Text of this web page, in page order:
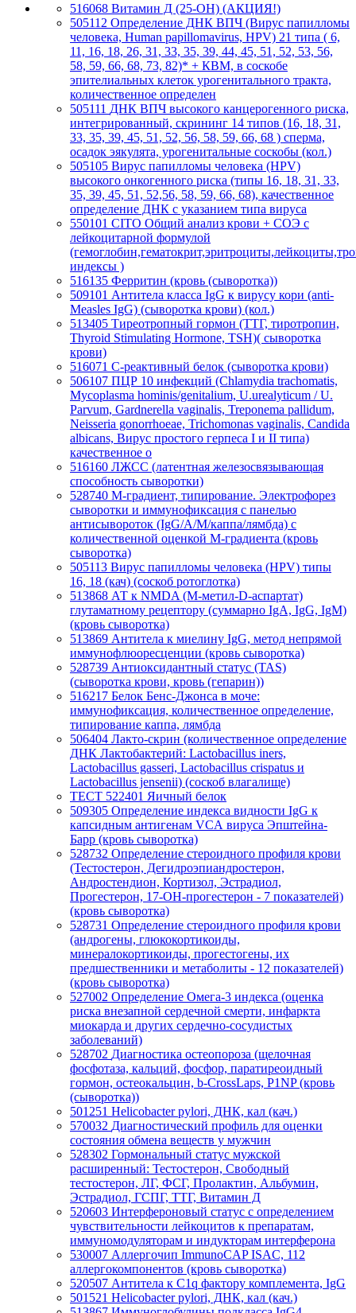
516068 Витамин Д (25-OH) (АКЦИЯ!)
505112 Определение ДНК ВПЧ (Вирус папилломы
человека, Human papillomavirus, HPV) 21 типа ( 6,
11, 16, 18, 26, 31, 33, 35, 39, 44, 45, 51, 52, 53, 56,
58, 59, 66, 68, 73, 82)* + КВМ, в соскобе
эпителиальных клеток урогенитального тракта,
количественное определен
505111 ДНК ВПЧ высокого канцерогенного риска,
интегрированный, скрининг 14 типов (16, 18, 31,
33, 35, 39, 45, 51, 52, 56, 58, 59, 66, 68 ) сперма,
осадок эякулята, урогенитальные соскобы (кол.)
505105 Вирус папилломы человека (HPV)
высокого онкогенного риска (типы 16, 18, 31, 33,
35, 39, 45, 51, 52,56, 58, 59, 66, 68), качественное
определение ДНК с указанием типа вируса
550101 CITO Общий анализ крови + СОЭ с
лейкоцитарной формулой
индексы )
516135 Ферритин (кровь (сыворотка))
509101 Антитела класса IgG к вирусу кори (anti-
Measles IgG) (сыворотка крови) (кол.)
513405 Тиреотропный гормон (ТТГ, тиротропин,
Thyroid Stimulating Hormone, TSH)( сыворотка
крови)
516071 С-реактивный белок (сыворотка крови)
506107 ПЦР 10 инфекций (Chlamydia trachomatis,
Mycoplasma hominis/genitalium, U.urealyticum / U.
Parvum, Gardnerella vaginalis, Treponema pallidum,
Neisseria gonorrhoeae, Trichomonas vaginalis, Candida
albicans, Вирус простого герпеса I и II типа)
качественное о
516160 ЛЖСС (латентная железосвязывающая
способность сыворотки)
528740 М-градиент, типирование. Электрофорез
сыворотки и иммунофиксация с панелью
антисывороток (IgG/A/M/каппа/лямбда) с
количественной оценкой М-градиента (кровь
сыворотка)
505113 Вирус папилломы человека (HPV) типы
16, 18 (кач) (соскоб ротоглотка)
513868 АТ к NMDA (M-метил-D-аспартат)
глутаматному рецептору (суммарно IgA, IgG, IgM)
(кровь сыворотка)
513869 Антитела к миелину IgG, метод непрямой
иммунофлюоресценции (кровь сыворотка)
528739 Антиоксидантный статус (TAS)
(сыворотка крови, кровь (гепарин))
516217 Белок Бенс-Джонса в моче:
иммунофиксация, количественное определение,
типирование каппа, лямбда
506404 Лакто-скрин (количественное определение
ДНК Лактобактерий: Lactobacillus iners,
Lactobacillus gasseri, Lactobacillus crispatus и
Lactobacillus jensenii) (соскоб влагалище)
ТЕСТ 522401 Яичный белок
509305 Определение индекса видности IgG к
капсидным антигенам VCА вируса Эпштейна-
Барр (кровь сыворотка)
528732 Определение стероидного профиля крови
(Тестостерон, Дегидроэпиандростерон,
Андростендион, Кортизол, Эстрадиол,
Прогестерон, 17-ОН-прогестерон - 7 показателей)
(кровь сыворотка)
528731 Определение стероидного профиля крови
(андрогены, глюкокортикоиды,
минералокортикоиды, прогестогены, их
предшественники и метаболиты - 12 показателей)
(кровь сыворотка)
527002 Определение Омега-3 индекса (оценка
риска внезапной сердечной смерти, инфаркта
миокарда и других сердечно-сосудистых
заболеваний)
528702 Диагностика остеопороза (щелочная
фосфотаза, кальций, фосфор, паратиреоидный
гормон, остеокальцин, b-CrossLaps, P1NP (кровь
(сыворотка))
501251 Helicobacter pylori, ДНК, кал (кач.)
570032 Диагностический профиль для оценки
состояния обмена веществ у мужчин
528302 Гормональный статус мужской
расширенный: Тестостерон, Свободный
тестостерон, ЛГ, ФСГ, Пролактин, Альбумин,
Эстрадиол, ГСПГ, ТТГ, Витамин Д
520603 Интерфероновый статус с определением
чувствительности лейкоцитов к препаратам,
иммуномодуляторам и индукторам интерферона
530007 Аллергочип ImmunoCAP ISAC, 112
аллергокомпонентов (кровь сыворотка)
520507 Антитела к C1q фактору комплемента, IgG
501521 Helicobacter pylori, ДНК, кал (кач.)